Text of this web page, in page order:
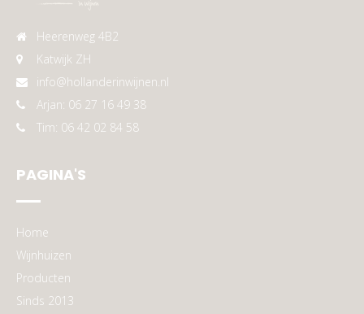
Heerenweg 4B2
Katwijk ZH
info@hollanderinwijnen.nl
Arjan: 06 27 16 49 38
Tim: 06 42 02 84 58
PAGINA'S
Home
Wijnhuizen
Producten
Sinds 2013